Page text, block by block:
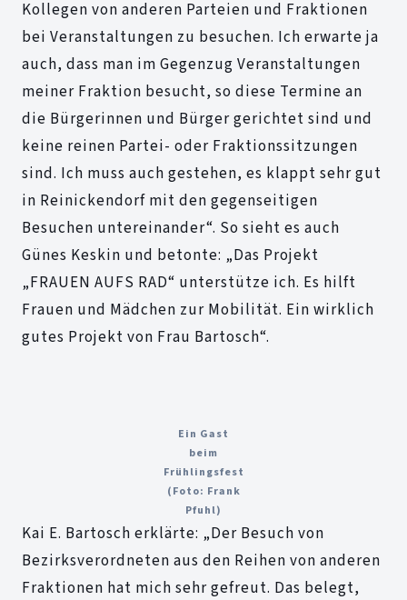
Kollegen von anderen Parteien und Fraktionen
bei Veranstaltungen zu besuchen. Ich erwarte ja
auch, dass man im Gegenzug Veranstaltungen
meiner Fraktion besucht, so diese Termine an
die Bürgerinnen und Bürger gerichtet sind und
keine reinen Partei- oder Fraktionssitzungen
sind. Ich muss auch gestehen, es klappt sehr gut
in Reinickendorf mit den gegenseitigen
Besuchen untereinander“. So sieht es auch
Günes Keskin und betonte: „Das Projekt
„FRAUEN AUFS RAD“ unterstütze ich. Es hilft
Frauen und Mädchen zur Mobilität. Ein wirklich
gutes Projekt von Frau Bartosch“.
Ein Gast
beim
Frühlingsfest
(Foto: Frank
Pfuhl)
Kai E. Bartosch erklärte: „Der Besuch von
Bezirksverordneten aus den Reihen von anderen
Fraktionen hat mich sehr gefreut. Das belegt,